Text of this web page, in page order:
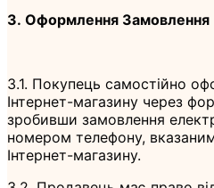
3. Оформлення Замовлення
3.1. Покупець самостійно
Інтернет-магазину через
зробивши замовлення
номером телефону, вказаним
Інтернет-магазину.